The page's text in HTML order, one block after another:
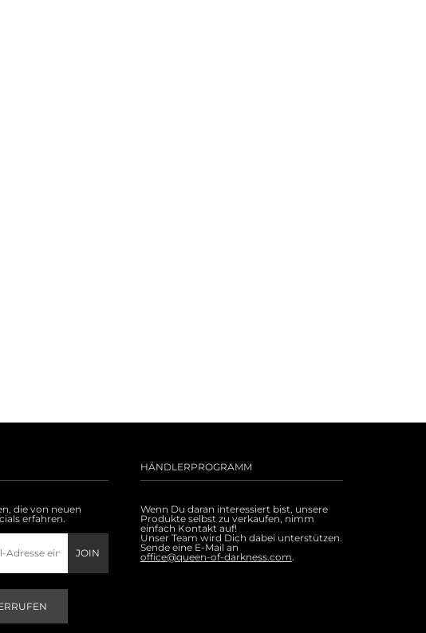
die von neuen
erfahren.
HÄNDLERPROGRAMM
Wenn Du daran interessiert bist, unsere
Produkte selbst zu verkaufen, nimm
einfach Kontakt auf!
Unser Team wird Dich dabei unterstützen.
Sende eine E-Mail an
office@queen-of-darkness.com.